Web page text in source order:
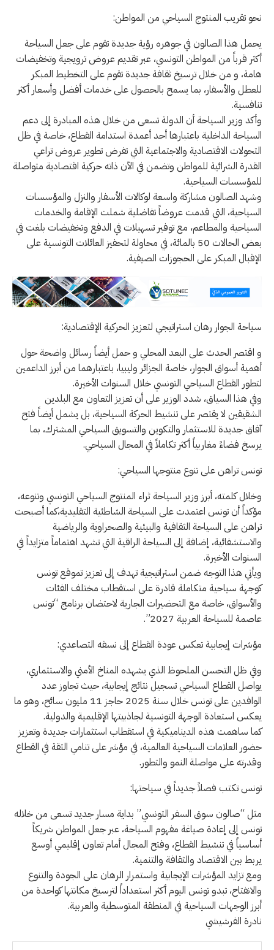
نحو تقريب المنتوج السياحي من المواطن:
يحمل هذا الصالون في جوهره رؤية جديدة تقوم على جعل السياحة
أكثر قرباً من المواطن التونسي، عبر تقديم عروض ترويجية وتخفيضات
هامة، و من خلال ترسيخ ثقافة جديدة تقوم على التخطيط المبكر
للعطل والأسفار، بما يسمح بالحصول على خدمات أفضل وأسعار أكثر
تنافسية.
وأكد وزير السياحة أن الدولة تسعى من خلال هذه المبادرة إلى دعم
السياحة الداخلية باعتبارها أحد أعمدة استدامة القطاع، خاصة في ظل
التحولات الاقتصادية والاجتماعية التي تفرض تطوير عروض تراعي
القدرة الشرائية للمواطن وتضمن في الآن ذاته حركية اقتصادية متواصلة
للمؤسسات السياحية.
وشهد الصالون مشاركة واسعة لوكالات الأسفار والنزل والمؤسسات
السياحية، التي قدمت عروضاً تفاضلية شملت الإقامة والخدمات
السياحية والمطاعم، مع توفير تسهيلات في الدفع وتخفيضات بلغت في
بعض الحالات 50 بالمائة، في محاولة لتحفيز العائلات التونسية على
الإقبال المبكر على الحجوزات الصيفية.
سياحة الجوار رهان استراتيجي لتعزيز الحركية الإقتصادية:
و اقتصر الحدث على البعد المحلي و حمل أيضاً رسائل واضحة حول
أهمية أسواق الجوار، خاصة الجزائر وليبيا، باعتبارهما من أبرز الداعمين
لتطور القطاع السياحي التونسي خلال السنوات الأخيرة.
وفي هذا السياق، شدد الوزير على أن تعزيز التعاون مع البلدين
الشقيقين لا يقتصر على تنشيط الحركة السياحية، بل يشمل أيضاً فتح
آفاق جديدة للاستثمار والتكوين والتسويق السياحي المشترك، بما
يرسخ فضاءً مغاربياً أكثر تكاملاً في المجال السياحي.
تونس تراهن على تنوع منتوجها السياحي:
وخلال كلمته، أبرز وزير السياحة ثراء المنتوج السياحي التونسي وتنوعه،
مؤكداً أن تونس اعتمدت على السياحة الشاطئية التقليدية،كما أصبحت
تراهن على السياحة الثقافية والبيئية والصحراوية والرياضية
والاستشفائية، إضافة إلى السياحة الراقية التي تشهد اهتماماً متزايداً في
السنوات الأخيرة.
ويأتي هذا التوجه ضمن استراتيجية تهدف إلى تعزيز تموقع تونس
كوجهة سياحية متكاملة قادرة على استقطاب مختلف الفئات
والأسواق، خاصة مع التحضيرات الجارية لاحتضان برنامج “تونس
عاصمة للسياحة العربية 2027”.
مؤشرات إيجابية تعكس عودة القطاع إلى نسقه التصاعدي:
وفي ظل التحسن الملحوظ الذي يشهده المناخ الأمني والاستثماري،
يواصل القطاع السياحي تسجيل نتائج إيجابية، حيث تجاوز عدد
الوافدين على تونس خلال سنة 2025 حاجز 11 مليون سائح، وهو ما
يعكس استعادة الوجهة التونسية لجاذبيتها الإقليمية والدولية.
كما ساهمت هذه الديناميكية في استقطاب استثمارات جديدة وتعزيز
حضور العلامات السياحية العالمية، في مؤشر على تنامي الثقة في القطاع
وقدرته على مواصلة النمو والتطور.
تونس تكتب فصلاً جديداً في سياحتها:
مثل “صالون سوق السفر التونسي” بداية مسار جديد تسعى من خلاله
تونس إلى إعادة صياغة مفهوم السياحة، عبر جعل المواطن شريكاً
أساسياً في تنشيط القطاع، وفتح المجال أمام تعاون إقليمي أوسع
يربط بين الاقتصاد والثقافة والتنمية.
ومع تزايد المؤشرات الإيجابية واستمرار الرهان على الجودة والتنوع
والانفتاح، تبدو تونس اليوم أكثر استعداداً لترسيخ مكانتها كواحدة من
أبرز الوجهات السياحية في المنطقة المتوسطية والعربية.
نادرة الفرشيشي